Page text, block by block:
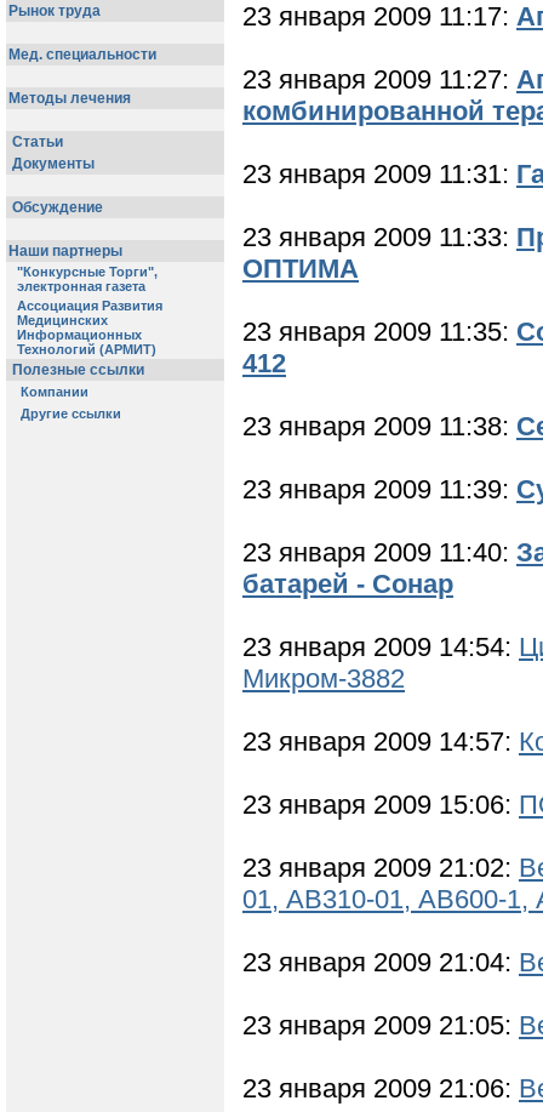
23 января 2009 11:17:
23 января 2009 11:27:
комбинированной
23 января 2009 11:31:
23 января 2009 11:33:
ОПТИМА
23 января 2009 11:35:
412
23 января 2009 11:38:
23 января 2009 11:39:
23 января 2009 11:40:
батарей - Сонар
23 января 2009 14:54:
Микром-3882
23 января 2009 14:57:
23 января 2009 15:06:
23 января 2009 21:02:
01, АВ310-01, АВ600-1,
23 января 2009 21:04:
23 января 2009 21:05:
23 января 2009 21:06: